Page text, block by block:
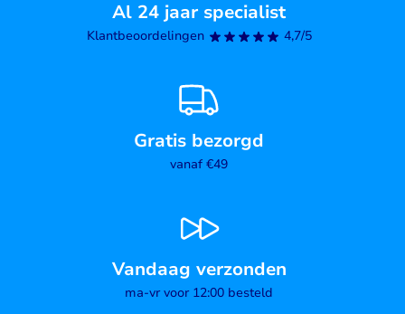
Al 24 jaar specialist
Klantbeoordelingen 4,7/5
Gratis bezorgd
vanaf €49
Vandaag verzonden
ma-vr voor 12:00 besteld